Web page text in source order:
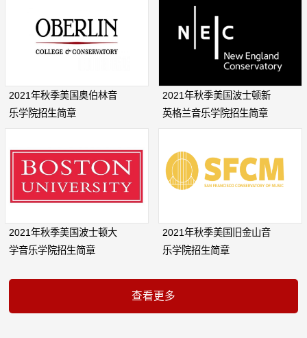
2021年秋季美国奥伯林音
乐学院招生简章
2021年秋季美国波士顿新
英格兰音乐学院招生简章
2021年秋季美国波士顿大
学音乐学院招生简章
2021年秋季美国旧金山音
乐学院招生简章